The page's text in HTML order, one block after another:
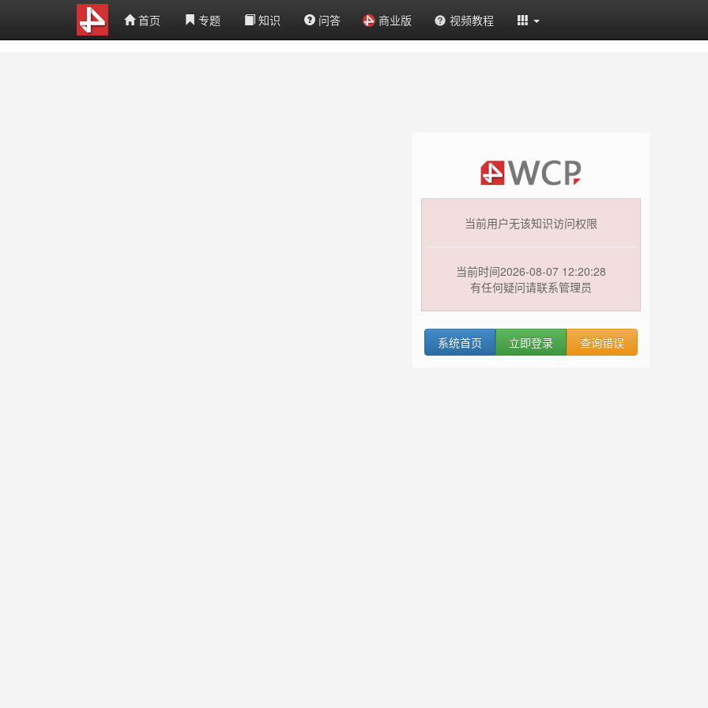
首页 专题 知识 问答 商业版 视频教程
当前用户无该知识访问权限
当前时间2026-08-07 12:20:28
有任何疑问请联系管理员
系统首页 立即登录 查询错误